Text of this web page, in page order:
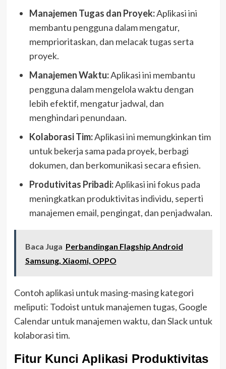
Manajemen Tugas dan Proyek:Aplikasi ini
membantu pengguna dalam mengatur,
memprioritaskan, dan melacak tugas serta
proyek.
Manajemen Waktu:Aplikasi ini membantu
pengguna dalam mengelola waktu dengan
lebih efektif, mengatur jadwal, dan
menghindari penundaan.
Kolaborasi Tim:Aplikasi ini memungkinkan tim
untuk bekerja sama pada proyek, berbagi
dokumen, dan berkomunikasi secara efisien.
Produtivitas Pribadi:Aplikasi ini fokus pada
meningkatkan produktivitas individu, seperti
manajemen email, pengingat, dan penjadwalan.
Baca Juga Perbandingan Flagship Android
Samsung, Xiaomi, OPPO
Contoh aplikasi untuk masing-masing kategori
meliputi: Todoist untuk manajemen tugas, Google
Calendar untuk manajemen waktu, dan Slack untuk
kolaborasi tim.
Fitur Kunci Aplikasi Produktivitas